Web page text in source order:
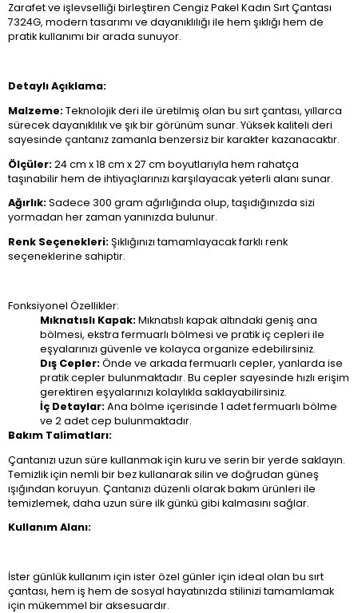
Zarafet ve işlevselliği birleştiren Cengiz Pakel Kadın Sırt Çantası
7324G, modern tasarımı ve dayanıklılığı ile hem şıklığı hem de
pratik kullanımı bir arada sunuyor.
Detaylı Açıklama:
Malzeme:Teknolojik deri ile üretilmiş olan bu sırt çantası, yıllarca
sürecek dayanıklılık ve şık bir görünüm sunar. Yüksek kaliteli deri
sayesinde çantanız zamanla benzersiz bir karakter kazanacaktır.
Ölçüler:24 cm x 18 cm x 27 cm boyutlarıyla hem rahatça
taşınabilir hem de ihtiyaçlarınızı karşılayacak yeterli alanı sunar.
Ağırlık:Sadece 300 gram ağırlığında olup, taşıdığınızda sizi
yormadan her zaman yanınızda bulunur.
Renk Seçenekleri:Şıklığınızı tamamlayacak farklı renk
seçeneklerine sahiptir.
Fonksiyonel Özellikler:
Mıknatıslı Kapak:Mıknatıslı kapak altındaki geniş ana
bölmesi, ekstra fermuarlı bölmesi ve pratik iç cepleri ile
eşyalarınızı güvenle ve kolayca organize edebilirsiniz.
Dış Cepler:Önde ve arkada fermuarlı cepler, yanlarda ise
pratik cepler bulunmaktadır. Bu cepler sayesinde hızlı erişim
gerektiren eşyalarınızı kolaylıkla saklayabilirsiniz.
İç Detaylar:Ana bölme içerisinde 1 adet fermuarlı bölme
ve 2 adet cep bulunmaktadır.
Bakım Talimatları:
Çantanızı uzun süre kullanmak için kuru ve serin bir yerde saklayın.
Temizlik için nemli bir bez kullanarak silin ve doğrudan güneş
ışığından koruyun. Çantanızı düzenli olarak bakım ürünleri ile
temizlemek, daha uzun süre ilk günkü gibi kalmasını sağlar.
Kullanım Alanı:
İster günlük kullanım için ister özel günler için ideal olan bu sırt
çantası, hem iş hem de sosyal hayatınızda stilinizi tamamlamak
için mükemmel bir aksesuardır.